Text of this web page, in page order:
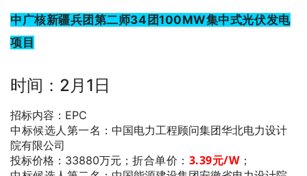
中广核新疆兵团第二师34团100MW集中式光伏发电
项目
时间：2月1日
招标内容：EPC
中标候选人第一名 ：中国电力工程顾问集团华北电力设计
院有限公司
投标价格：33880万元； 折合单价： 3.39元/W；